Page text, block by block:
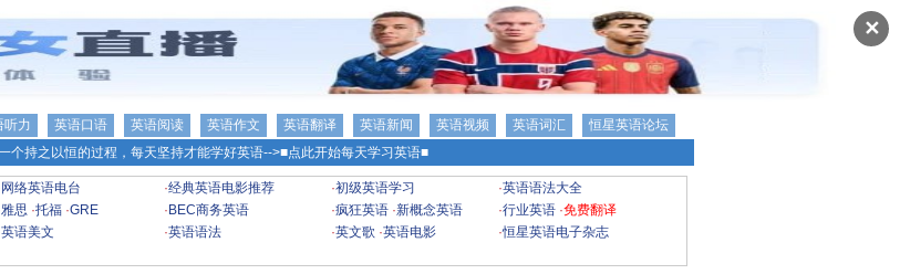
✕
听力 英语口语 英语阅读 英语作文 英语翻译 英语新闻 英语视频 英语词汇
恒星英语论坛
个持之以恒的过程，每天坚持才能学好英语-->■点此开始每天学习英语■
网络英语电台 ·经典英语电影推荐 ·初级英语学习 ·英语语法大全
雅思 ·托福 ·GRE · BEC商务英语 ·疯狂英语 ·新概念英语 ·行业英语 ·免费翻译
英语美文 ·英语语法 ·英文歌 ·英语电影 ·恒星英语电子杂志